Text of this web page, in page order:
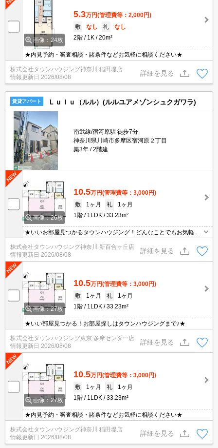
画像：24枚
5.3万円(管理費等：2,000円)
敷
なし 礼
なし
2階
1K 20m²
★内見予約・審査相談・諸条件などお気軽に相談ください★
株式会社タウンハウジング神奈川 稲田堤店
情報更新日 2026/08/08
詳細を見る
賃貸アパート Ｌｕｌｕ（ルル）(ルルユアメゾンシュクガワラ)
南武線/宿河原駅 徒歩7分
神奈川県川崎市多摩区宿河原２丁目
築3年
2階建
画像：26枚
10.5万円(管理費等：3,000円)
敷
1ヶ月 礼
1ヶ月
1階
1LDK 33.23m²
★いいお部屋見つかるタウンハウジング！どんなことでもお気軽に
ご相談ください♪★
株式会社タウンハウジング神奈川 新百合ヶ丘店
情報更新日 2026/08/08
詳細を見る
画像：27枚
10.5万円(管理費等：3,000円)
敷
1ヶ月 礼
1ヶ月
1階
1LDK 33.23m²
★いい部屋見つかる！お部屋探しはタウンハウジングまで♪★
株式会社タウンハウジング東京 多摩センター店
情報更新日 2026/08/08
詳細を見る
画像：27枚
10.5万円(管理費等：3,000円)
敷
1ヶ月 礼
1ヶ月
1階
1LDK 33.23m²
★内見予約・審査相談・諸条件などお気軽に相談ください★
株式会社タウンハウジング神奈川 稲田堤店
情報更新日 2026/08/08
詳細を見る